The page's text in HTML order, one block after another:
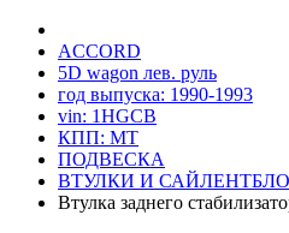
ACCORD
5D wagon лев. руль
год выпуска: 1990-1993
vin: 1HGCB
КПП: MT
ПОДВЕСКА
ВТУЛКИ И
Втулка заднего